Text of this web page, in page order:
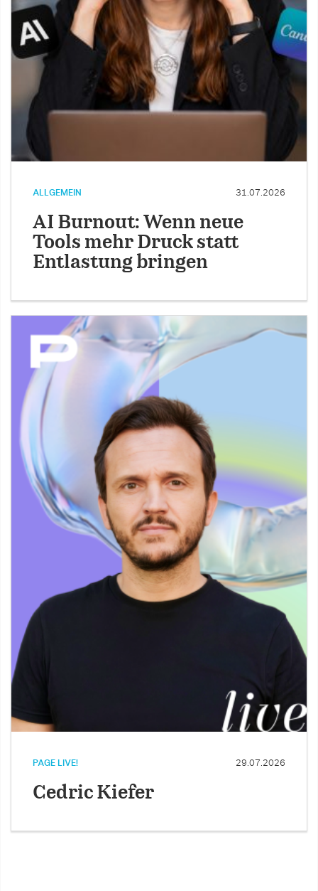
ALLGEMEIN 31.07.2026
AI Burnout: Wenn neue
Tools mehr Druck statt
Entlastung bringen
PAGE LIVE! 29.07.2026
Cedric Kiefer